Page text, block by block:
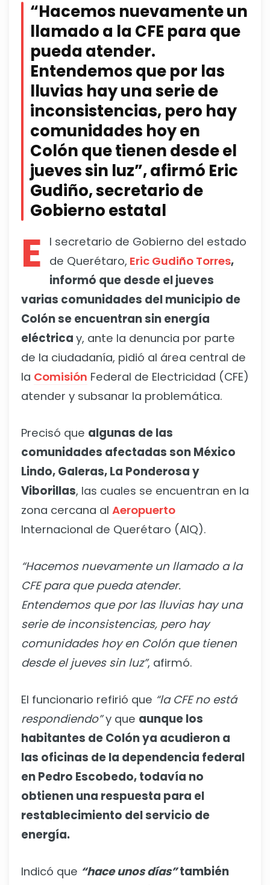
“Hacemos nuevamente un
llamado a la CFE para que
pueda atender.
Entendemos que por las
lluvias hay una serie de
inconsistencias, pero hay
comunidades hoy en
Colón que tienen desde el
jueves sin luz”, afirmó Eric
Gudiño, secretario de
Gobierno estatal
E
l secretario de Gobierno del estado
de Querétaro, Eric Gudiño Torres,
informó que desde el jueves
varias comunidades del municipio de
Colón se encuentran sin energía
eléctrica y, ante la denuncia por parte
de la ciudadanía, pidió al área central de
la Comisión Federal de Electricidad (CFE)
atender y subsanar la problemática.
Precisó que algunas de las
comunidades afectadas son México
Lindo, Galeras, La Ponderosa y
Viborillas, las cuales se encuentran en la
zona cercana al Aeropuerto
Internacional de Querétaro (AIQ).
“Hacemos nuevamente un llamado a la
CFE para que pueda atender.
Entendemos que por las lluvias hay una
serie de inconsistencias, pero hay
comunidades hoy en Colón que tienen
desde el jueves sin luz”, afirmó.
El funcionario refirió que “la CFE no está
respondiendo”y que aunque los
habitantes de Colón ya acudieron a
las oficinas de la dependencia federal
en Pedro Escobedo, todavía no
obtienen una respuesta para el
restablecimiento del servicio de
energía.
Indicó que “hace unos días”también